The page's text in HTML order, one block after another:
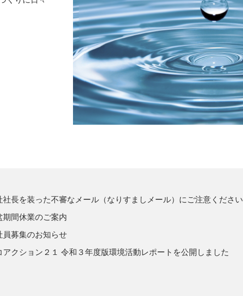
社長を装った不審なメール（なりすましメール）にご注意ください
期間休業のご案内
員募集のお知らせ
アクション２１ 令和３年度版環境活動レポートを公開しました